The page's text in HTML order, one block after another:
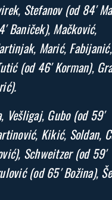
Stefanov (od 84′
Baniček), Mačković,
Marić, Fabijanić,
(od 46′ Korman),
Vešligaj, Gubo (od 59′
Kikić, Soldan,
Schweitzer (od 59′
(od 65′ Božina),